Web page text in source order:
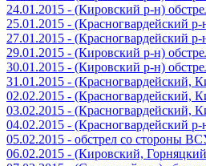
24.01.2015 - (Кировский р-н)
25.01.2015 - (Красногвардейский
27.01.2015 - (Красногвардейский
29.01.2015 - (Кировский р-н)
30.01.2015 - (Кировский р-н)
31.01.2015 - (Красногвардейский,
02.02.2015 - (Красногвардейский,
03.02.2015 - (Красногвардейский,
04.02.2015 - (Красногвардейский
05.02.2015 - обстрел со стороны
06.02.2015 - (Кировский,